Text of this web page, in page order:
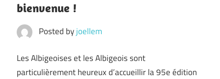
bienvenue !
Posted byjoellem
Les Albigeoises et les Albigeois sont
particulièrement heureux d’accueillir la 95e édition